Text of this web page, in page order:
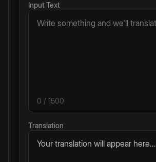
Input Text
0 / 1500
Translation
Your translation will appear here...